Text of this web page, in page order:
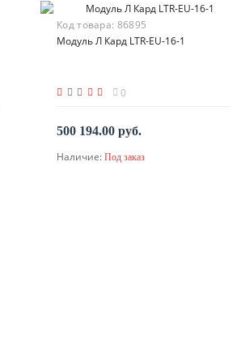
Код товара: 86895
Модуль Л Кард LTR-EU-16-1
0
500 194.00 руб.
По запросу
Наличие: Под заказ